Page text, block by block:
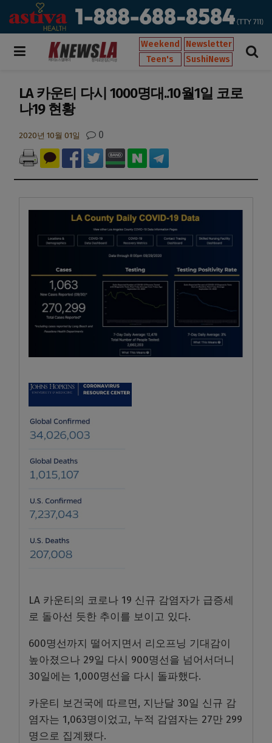
Weekend
Newsletter
Teen's
SushiNews
LA 카운티 다시 1000명대..10월1일 코로
나19 현황
2020년 10월 01일 0
LA 카운티의 코로나 19 신규 감염자가 급증세
로 돌아선 듯한 추이를 보이고 있다.
600명선까지 떨어지면서 리오프닝 기대감이
높아졌으나 29일 다시 900명선을 넘어서더니
30일에는 1,000명선을 다시 돌파했다.
카운티 보건국에 따르면, 지난달 30일 신규 감
염자는 1,063명이었고, 누적 감염자는 27만 299
명으로 집계됐다.